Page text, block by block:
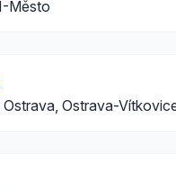
Město
Ostrava-